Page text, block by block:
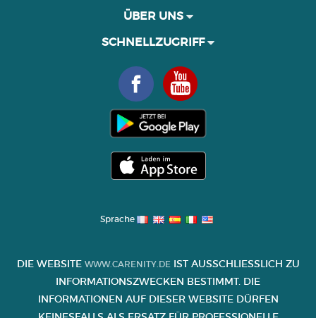
ÜBER UNS
SCHNELLZUGRIFF
Sprache
DIE WEBSITE WWW.CARENITY.DEIST AUSSCHLIESSLICH ZU I
NFORMATIONSZWECKEN BESTIMMT. DIE I
NFORMATIONEN AUF DIESER WEBSITE DÜRFEN K